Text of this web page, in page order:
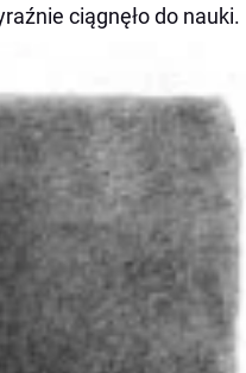
ciągnęło do nauki.